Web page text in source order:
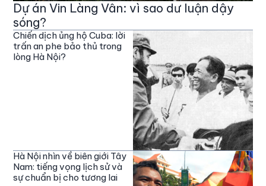
Dự án Vin Làng Vân: vì sao dư luận dậy
sóng?
Chiến dịch ủng hộ Cuba: lời
trấn an phe bảo thủ trong
lòng Hà Nội?
Hà Nội nhìn về biên giới Tây
Nam: tiếng vọng lịch sử và
sự chuẩn bị cho tương lai